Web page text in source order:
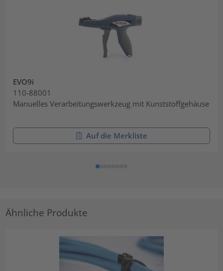
EVO9i
110-88001
Manuelles Verarbeitungswerkzeug mit Kunststoffgehäuse
Auf die Merkliste
Ähnliche Produkte